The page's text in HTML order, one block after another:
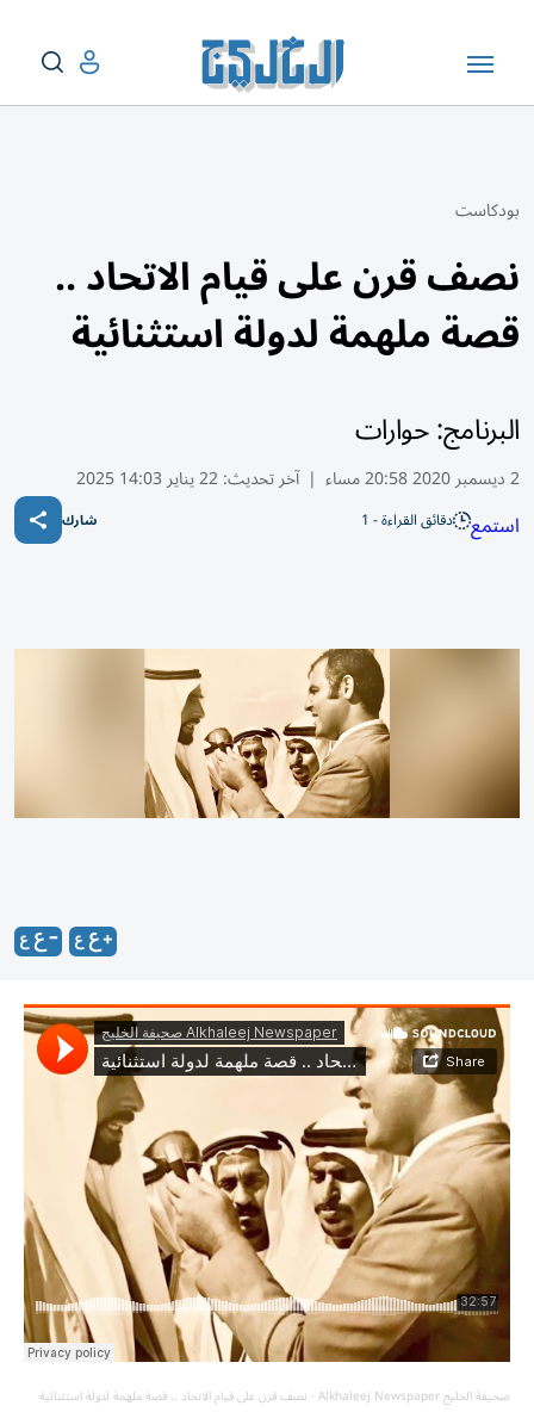
بودكاست
نصف قرن على قيام الاتحاد ..
قصة ملهمة لدولة استثنائية
البرنامج: حوارات
2 ديسمبر 2020 20:58 مساء | آخر تحديث:22 يناير 14:03 2025
استمع دقائق القراءة - 1 شارك
صحيفة الخليج Alkhaleej Newspaper · نصف قرن على قيام الاتحاد .. قصة ملهمة لدولة استثنائية